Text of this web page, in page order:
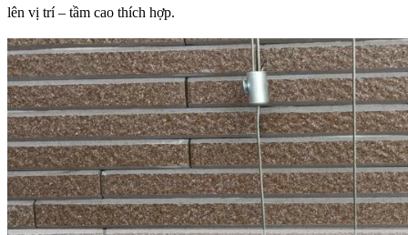
lên vị trí – tầm cao thích hợp.